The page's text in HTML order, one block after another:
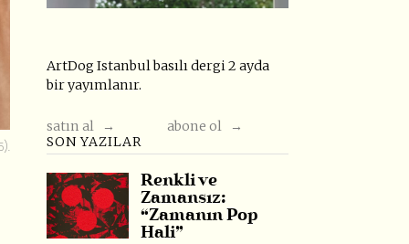
ArtDog Istanbul basılı dergi 2 ayda
bir yayımlanır.
satın al →
abone ol →
SON YAZILAR
Renkli ve
Zamansız:
“Zamanın Pop
Hali”